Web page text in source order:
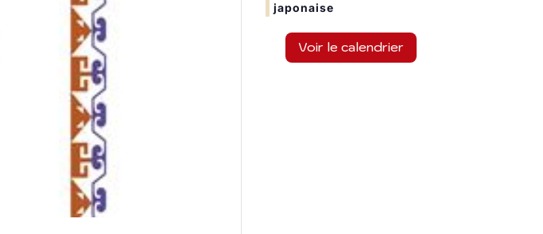
japonaise
Voir le calendrier